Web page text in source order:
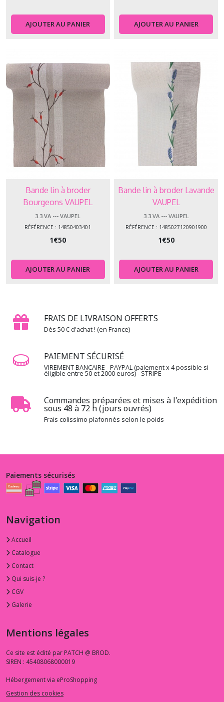
AJOUTER AU PANIER AJOUTER AU PANIER
Bande lin à broder
Bourgeons VAUPEL
3.3.VA --- VAUPEL
RÉFÉRENCE : 14850403401
1€50
AJOUTER AU PANIER
Bande lin à broder Lavande
VAUPEL
3.3.VA --- VAUPEL
RÉFÉRENCE : 1485027120901900
1€50
AJOUTER AU PANIER
FRAIS DE LIVRAISON OFFERTS
Dès 50 € d'achat ! (en France)
PAIEMENT SÉCURISÉ
VIREMENT BANCAIRE - PAYPAL (paiement x 4 possible si
éligible entre 50 et 2000 euros) - STRIPE
Commandes préparées et mises à l'expédition
sous 48 à 72 h (jours ouvrés)
Frais colissimo plafonnés selon le poids
Paiements sécurisés
Navigation
Accueil
Catalogue
Contact
Qui suis-je ?
CGV
Galerie
Mentions légales
Ce site est édité par PATCH @ BROD.
SIREN : 45408068000019
Hébergement via eProShopping
Gestion des cookies